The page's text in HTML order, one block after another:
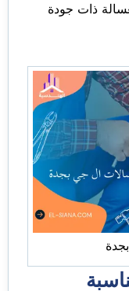
ذات جودة